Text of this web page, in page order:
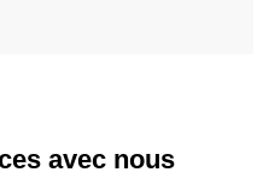
avec nous